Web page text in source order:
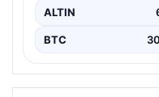
ALTIN
BTC